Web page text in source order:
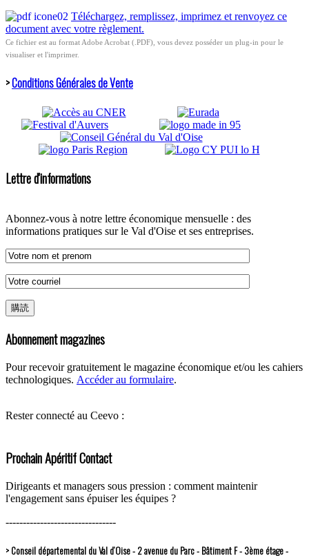
Téléchargez, remplissez, imprimez et renvoyez ce
document avec votre règlement.
Ce fichier est au format Adobe Acrobat (.PDF), vous devez posséder un plug-in pour le
visualiser et l'imprimer.
>Conditions Générales de Vente
Lettre d'informations
Abonnez-vous à notre lettre économique mensuelle : des
informations pratiques sur le Val d'Oise et ses entreprises.
Abonnement magazines
Pour recevoir gratuitement le magazine économique et/ou les cahiers
technologiques. Accéder au formulaire.
Rester connecté au Ceevo :
Prochain Apéritif Contact
Dirigeants et managers sous pression : comment maintenir
l'engagement sans épuiser les équipes ?
--------------------------------
> Conseil départemental du Val d’Oise - 2 avenue du Parc - Bâtiment F - 3ème étage -